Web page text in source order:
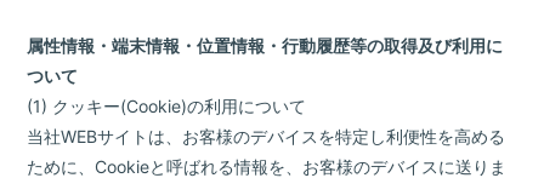
属性情報・端末情報・位置情報・行動履歴等の取得及び利用に
ついて
(1) クッキー(Cookie)の利用について
当社WEBサイトは、お客様のデバイスを特定し利便性を高める
ために、Cookieと呼ばれる情報を、お客様のデバイスに送りま